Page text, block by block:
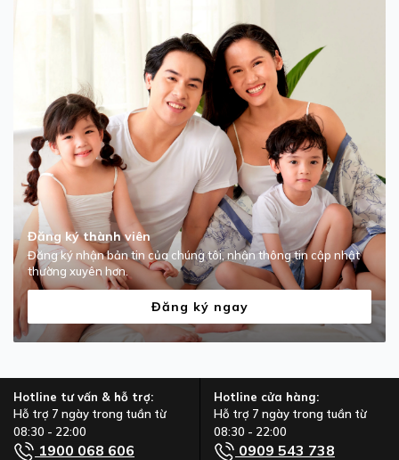
Đăng ký thành viên
Đăng ký nhận bản tin của chúng tôi, nhận thông tin cập nhật
thường xuyên hơn.
Đăng ký ngay
Hotline tư vấn & hỗ trợ:
Hỗ trợ 7 ngày trong tuần từ
08:30 - 22:00
1900 068 606
Hotline cửa hàng:
Hỗ trợ 7 ngày trong tuần từ
08:30 - 22:00
0909 543 738